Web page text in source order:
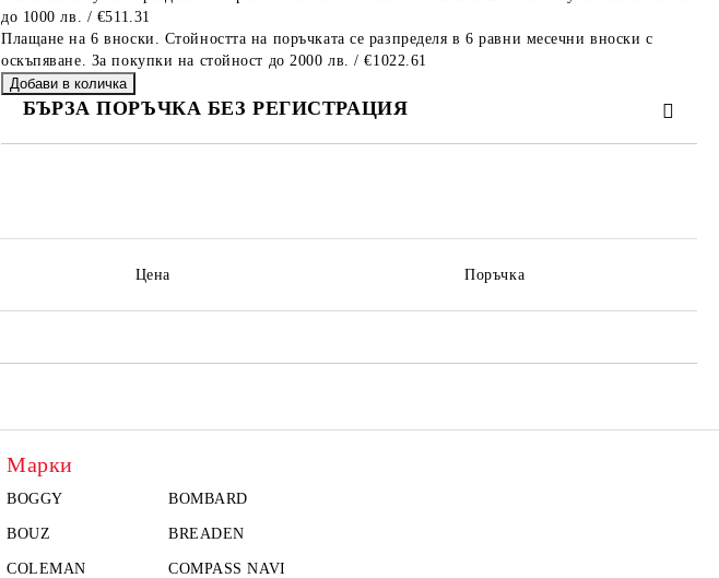
до 1000 лв. / €511.31
Плащане на 6 вноски. Стойността на поръчката се разпределя в 6 равни месечни вноски с
оскъпяване. За покупки на стойност до 2000 лв. / €1022.61
БЪРЗА ПОРЪЧКА БЕЗ РЕГИСТРАЦИЯ
Цена
Поръчка
Марки
BOGGY BOMBARD
BOUZ BREADEN
COLEMAN COMPASS NAVI